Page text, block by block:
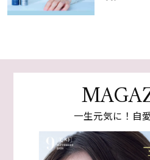
一生元気に！自